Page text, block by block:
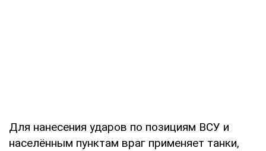
Для нанесения ударов по позициям ВСУ и
населённым пунктам враг применяет танки,